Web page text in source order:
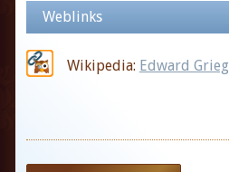
Weblinks
Wikipedia: Edward Grieg